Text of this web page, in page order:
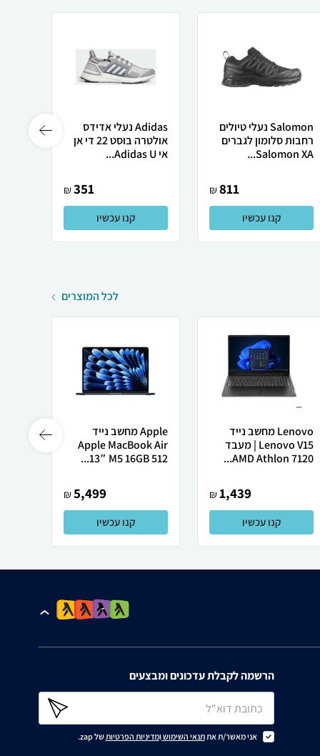
Salomon נעלי טיולים
רחבות סלומון לגברים
Salomon XA...
811
₪
קנו עכשיו
Adidas נעלי אדידס
אולטרה בוסט 22 די אן
אי Adidas U...
351
₪
קנו עכשיו
לכל המוצרים
Lenovo מחשב נייד
Lenovo V15 | מעבד
AMD Athlon 7120...
1,439
₪
קנו עכשיו
Apple מחשב נייד
Apple MacBook Air
13″ M5 ‎16GB 512...
5,499
₪
קנו עכשיו
הרשמה לקבלת עדכונים ומבצעים
אני מאשר/ת אתתנאי השימושומדיניות הפרטיותשל zap.